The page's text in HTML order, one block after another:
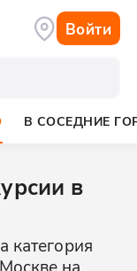
Войти
В СОСЕДНИЕ
в
категория
на